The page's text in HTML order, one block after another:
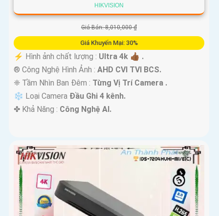
HIKVISION
Giá Bán: 8,010,000 ₫
Giá Khuyến Mại: 30%
️⚡ Hình ảnh chất lượng : Ultra 4k 👍🏾 .
®️ Công Nghệ Hình Ảnh : AHD CVI TVI BCS.
❈ Tầm Nhìn Ban Đêm : Từng Vị Trí Camera .
❄ Loại Camera Đầu Ghi 4 kênh.
️✤ Khả Năng : Công Nghệ AI.